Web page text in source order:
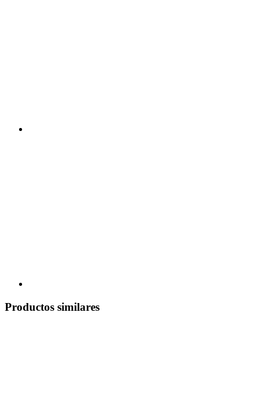
Productos similares